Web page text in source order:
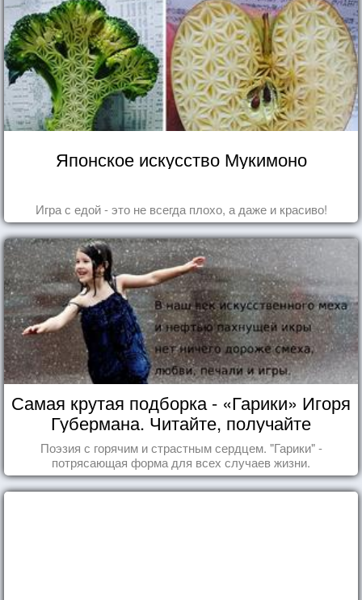
Японское искусство Мукимоно
Игра с едой - это не всегда плохо, а даже и красиво!
Самая крутая подборка - «Гарики» Игоря
Губермана. Читайте, получайте
удовольствие!
Поэзия с горячим и страстным сердцем. "Гарики" -
потрясающая форма для всех случаев жизни.